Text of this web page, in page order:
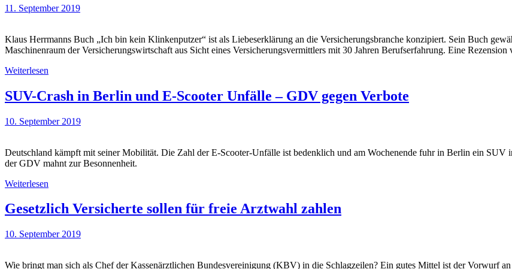
11. September 2019
Klaus Herrmanns Buch „Ich bin kein Klinkenputzer“ ist als Liebeserklärung an die Versicherungsbranche konzipiert. Sein Buch
Maschinenraum der Versicherungswirtschaft aus Sicht eines Versicherungsvermittlers mit 30 Jahren Berufserfahrung. Eine
Weiterlesen
SUV-Crash in Berlin und E-Scooter Unfälle – GDV gegen Verbote
10. September 2019
Deutschland kämpft mit seiner Mobilität. Die Zahl der E-Scooter-Unfälle ist bedenklich und am Wochenende fuhr in Berlin ein SUV
der GDV mahnt zur Besonnenheit.
Weiterlesen
Gesetzlich Versicherte sollen für freie Arztwahl zahlen
10. September 2019
Wie bringt man sich als Chef der Kassenärztlichen Bundesvereinigung (KBV) in die Schlagzeilen? Ein gutes Mittel ist der Vorwurf